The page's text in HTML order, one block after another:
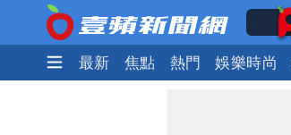
最新 焦點 熱門 娛樂時尚